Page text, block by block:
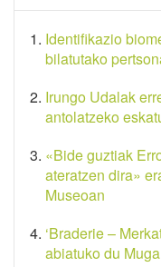
Identifikazio
bilatutako
Irungo Udalak
antolatzeko
«Bide guztiak
ateratzen dira»
Museoan
‘Braderie –
abiatuko du